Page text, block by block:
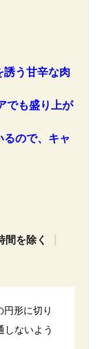
誘う甘辛な肉
でも盛り上が
ので、キャ
を除く
円形に切り
しないよう